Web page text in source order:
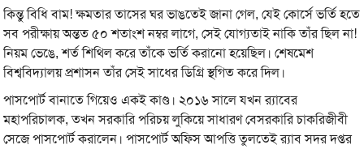
কিন্তু বিধি বাম! ক্ষমতার তাসের ঘর ভাঙতেই জানা গেল, যেই কোর্সে ভর্তি হতে
সব পরীক্ষায় অন্তত ৫০ শতাংশ নম্বর লাগে, সেই যোগ্যতাই নাকি তাঁর ছিল না!
নিয়ম ভেঙে, শর্ত শিথিল করে তাঁকে ভর্তি করানো হয়েছিল। শেষমেশ
বিশ্ববিদ্যালয় প্রশাসন তাঁর সেই সাধের ডিগ্রি স্থগিত করে দিল।
পাসপোর্ট বানাতে গিয়েও একই কাণ্ড। ২০১৬ সালে যখন র‍্যাবের
মহাপরিচালক, তখন সরকারি পরিচয় লুকিয়ে সাধারণ বেসরকারি চাকরিজীবী
সেজে পাসপোর্ট করালেন। পাসপোর্ট অফিস আপত্তি তুলতেই র‍্যাব সদর দপ্তর